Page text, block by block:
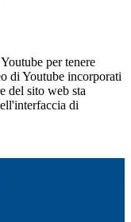
per tenere
di Youtube incorporati
del sito web sta
di